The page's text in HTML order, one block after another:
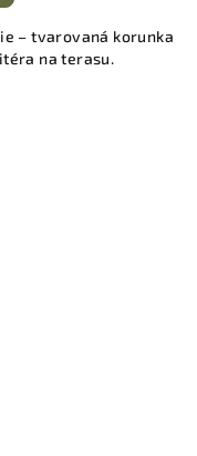
– tvarovaná korunka
na terasu.